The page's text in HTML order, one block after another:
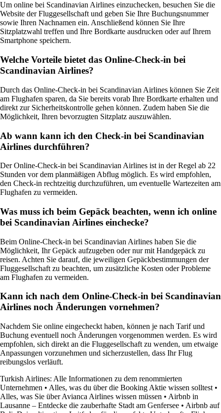
Um online bei Scandinavian Airlines einzuchecken, besuchen Sie die
Website der Fluggesellschaft und geben Sie Ihre Buchungsnummer
sowie Ihren Nachnamen ein. Anschließend können Sie Ihre
Sitzplatzwahl treffen und Ihre Bordkarte ausdrucken oder auf Ihrem
Smartphone speichern.
Welche Vorteile bietet das Online-Check-in bei
Scandinavian Airlines?
Durch das Online-Check-in bei Scandinavian Airlines können Sie Zeit
am Flughafen sparen, da Sie bereits vorab Ihre Bordkarte erhalten und
direkt zur Sicherheitskontrolle gehen können. Zudem haben Sie die
Möglichkeit, Ihren bevorzugten Sitzplatz auszuwählen.
Ab wann kann ich den Check-in bei Scandinavian
Airlines durchführen?
Der Online-Check-in bei Scandinavian Airlines ist in der Regel ab 22
Stunden vor dem planmäßigen Abflug möglich. Es wird empfohlen,
den Check-in rechtzeitig durchzuführen, um eventuelle Wartezeiten am
Flughafen zu vermeiden.
Was muss ich beim Gepäck beachten, wenn ich online
bei Scandinavian Airlines einchecke?
Beim Online-Check-in bei Scandinavian Airlines haben Sie die
Möglichkeit, Ihr Gepäck aufzugeben oder nur mit Handgepäck zu
reisen. Achten Sie darauf, die jeweiligen Gepäckbestimmungen der
Fluggesellschaft zu beachten, um zusätzliche Kosten oder Probleme
am Flughafen zu vermeiden.
Kann ich nach dem Online-Check-in bei Scandinavian
Airlines noch Änderungen vornehmen?
Nachdem Sie online eingecheckt haben, können je nach Tarif und
Buchung eventuell noch Änderungen vorgenommen werden. Es wird
empfohlen, sich direkt an die Fluggesellschaft zu wenden, um etwaige
Anpassungen vorzunehmen und sicherzustellen, dass Ihr Flug
reibungslos verläuft.
Turkish Airlines: Alle Informationen zu dem renommierten
Unternehmen • Alles, was du über die Booking Aktie wissen solltest •
Alles, was Sie über Avianca Airlines wissen müssen • Airbnb in
Lausanne – Entdecke die zauberhafte Stadt am Genfersee • Airbnb auf